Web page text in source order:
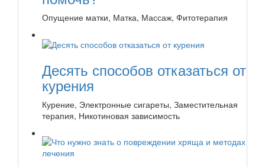
Опущение матки, Матка, Массаж, Фитотерапия
Десять способов отказаться от
курения
Курение, Электронные сигареты, Заместительная
терапия, Никотиновая зависимость